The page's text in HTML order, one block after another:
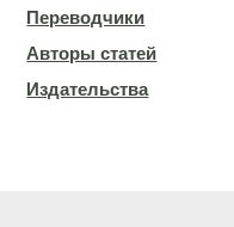
Переводчики
Авторы статей
Издательства